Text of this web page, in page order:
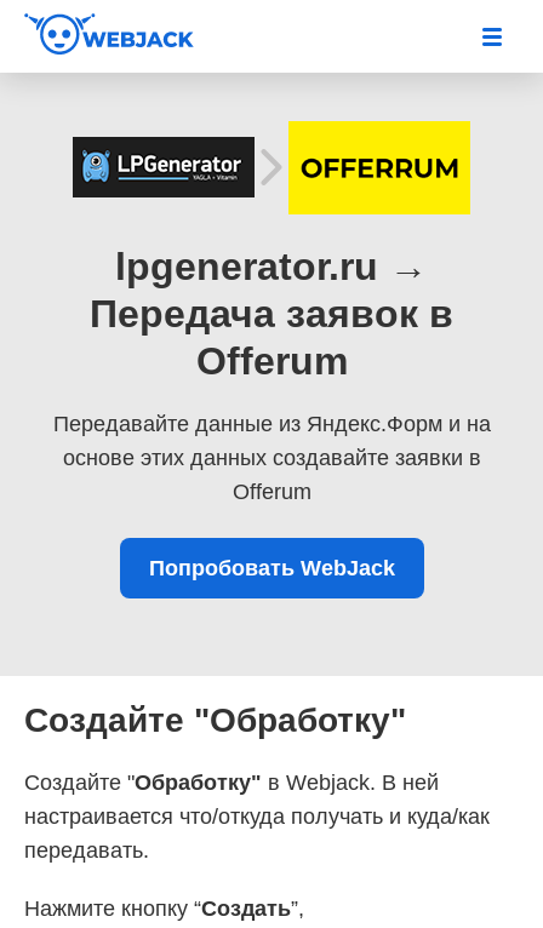
lpgenerator.ru →
Передача заявок в
Offerum
Передавайте данные из Яндекс.Форм и на
основе этих данных создавайте заявки в
Offerum
Попробовать WebJack
Создайте "Обработку"
Создайте "Обработку" в Webjack. В ней
настраивается что/откуда получать и куда/как
передавать.
Нажмите кнопку “Создать”,